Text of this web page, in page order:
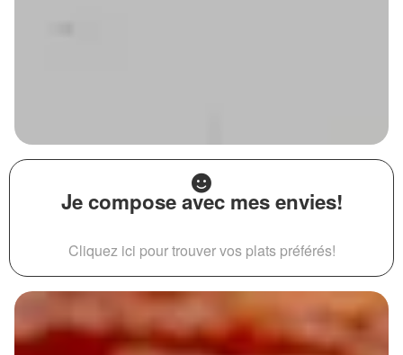
Je compose avec mes envies!
Cliquez ici pour trouver vos plats préférés!